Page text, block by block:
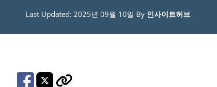
Last Updated: 2025년 09월 10일 By 인사이트허브